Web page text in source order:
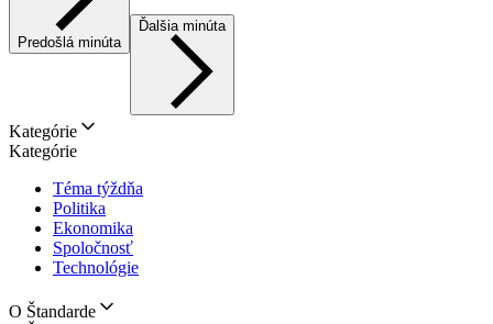
Predošlá minúta
Ďalšia minúta
Kategórie
Kategórie
Téma týždňa
Politika
Ekonomika
Spoločnosť
Technológie
O Štandarde